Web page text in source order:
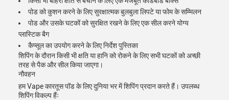
पोड को कुशन करने के लिए सुरक्षात्मक बुलबुला लिपटे या फोम के सम्मिलन
पोड और उसके घटकों को सुरक्षित रखने के लिए एक सील करने योग्य
प्लास्टिक बैग
कैप्सूल का उपयोग करने के लिए निर्देश पुस्तिका
शिपिंग के दौरान किसी भी क्षति या हानि को रोकने के लिए सभी घटकों को अच्छी
तरह से पैक और सील किया जाएगा।
नौवहन
हम Vape कारतूस पॉड के लिए दुनिया भर में शिपिंग प्रदान करते हैं। उपलब्ध
शिपिंग विकल्प हैंः